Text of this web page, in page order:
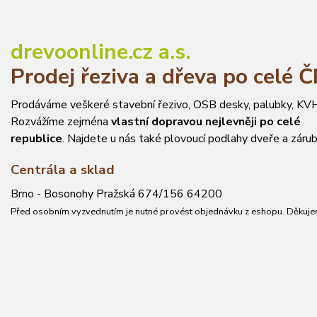
drevoonline.cz a.s.
Prodej řeziva a dřeva po celé
Prodáváme veškeré stavební řezivo, OSB desky, palubky,
Rozvážíme zejména vlastní dopravou nejlevněji po celé
republice. Najdete u nás také plovoucí podlahy dveře a
Centrála a sklad
Brno - Bosonohy Pražská 674/156 64200
Před osobním vyzvednutím je nutné provést objednávku z eshopu.